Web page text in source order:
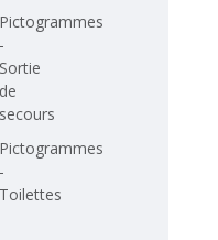
Pictogrammes
-
Sortie
de
secours
Pictogrammes
-
Toilettes